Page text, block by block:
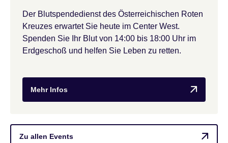
Der Blutspendedienst des Österreichischen Roten
Kreuzes erwartet Sie heute im Center West.
Spenden Sie Ihr Blut von 14:00 bis 18:00 Uhr im
Erdgeschoß und helfen Sie Leben zu retten.
Mehr Infos
Zu allen Events